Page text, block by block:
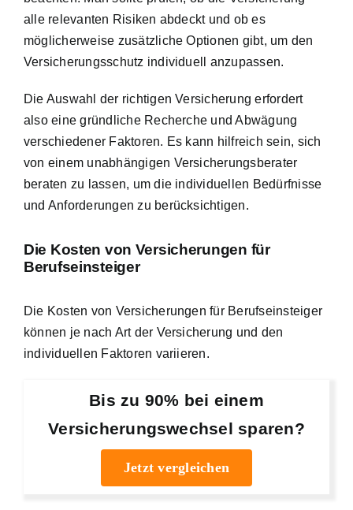
alle relevanten Risiken abdeckt und ob es
möglicherweise zusätzliche Optionen gibt, um den
Versicherungsschutz individuell anzupassen.
Die Auswahl der richtigen Versicherung erfordert
also eine gründliche Recherche und Abwägung
verschiedener Faktoren. Es kann hilfreich sein, sich
von einem unabhängigen Versicherungsberater
beraten zu lassen, um die individuellen Bedürfnisse
und Anforderungen zu berücksichtigen.
Die Kosten von Versicherungen für
Berufseinsteiger
Die Kosten von Versicherungen für Berufseinsteiger
können je nach Art der Versicherung und den
individuellen Faktoren variieren.
Bis zu 90% bei einem
Versicherungswechsel sparen?
Jetzt vergleichen